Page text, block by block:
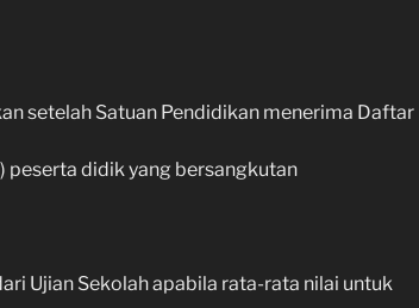
setelah Satuan Pendidikan menerima Daftar
peserta didik yang bersangkutan
Ujian Sekolah apabila rata-rata nilai untuk